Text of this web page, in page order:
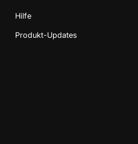
Hilfe
Produkt-Updates